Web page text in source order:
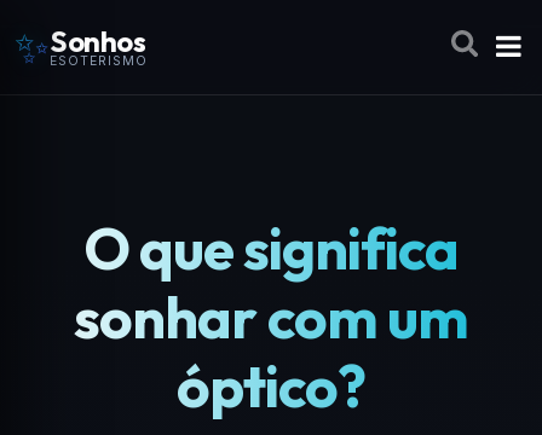
✨Sonhos
ESOTERISMO
O que significa
sonhar com um
óptico?